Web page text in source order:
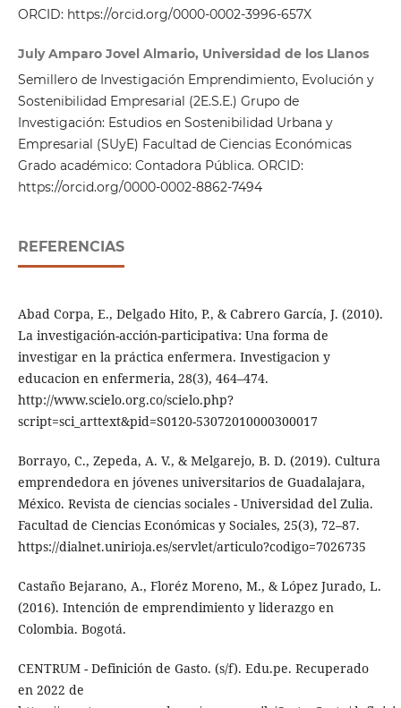
ORCID: https://orcid.org/0000-0002-3996-657X
July Amparo Jovel Almario, Universidad de los Llanos
Semillero de Investigación Emprendimiento, Evolución y
Sostenibilidad Empresarial (2E.S.E.) Grupo de
Investigación: Estudios en Sostenibilidad Urbana y
Empresarial (SUyE) Facultad de Ciencias Económicas
Grado académico: Contadora Pública. ORCID:
https://orcid.org/0000-0002-8862-7494
REFERENCIAS
Abad Corpa, E., Delgado Hito, P., & Cabrero García, J. (2010).
La investigación-acción-participativa: Una forma de
investigar en la práctica enfermera. Investigacion y
educacion en enfermeria, 28(3), 464–474.
http://www.scielo.org.co/scielo.php?
script=sci_arttext&pid=S0120-53072010000300017
Borrayo, C., Zepeda, A. V., & Melgarejo, B. D. (2019). Cultura
emprendedora en jóvenes universitarios de Guadalajara,
México. Revista de ciencias sociales - Universidad del Zulia.
Facultad de Ciencias Económicas y Sociales, 25(3), 72–87.
https://dialnet.unirioja.es/servlet/articulo?codigo=7026735
Castaño Bejarano, A., Floréz Moreno, M., & López Jurado, L.
(2016). Intención de emprendimiento y liderazgo en
Colombia. Bogotá.
CENTRUM - Definición de Gasto. (s/f). Edu.pe. Recuperado
en 2022 de